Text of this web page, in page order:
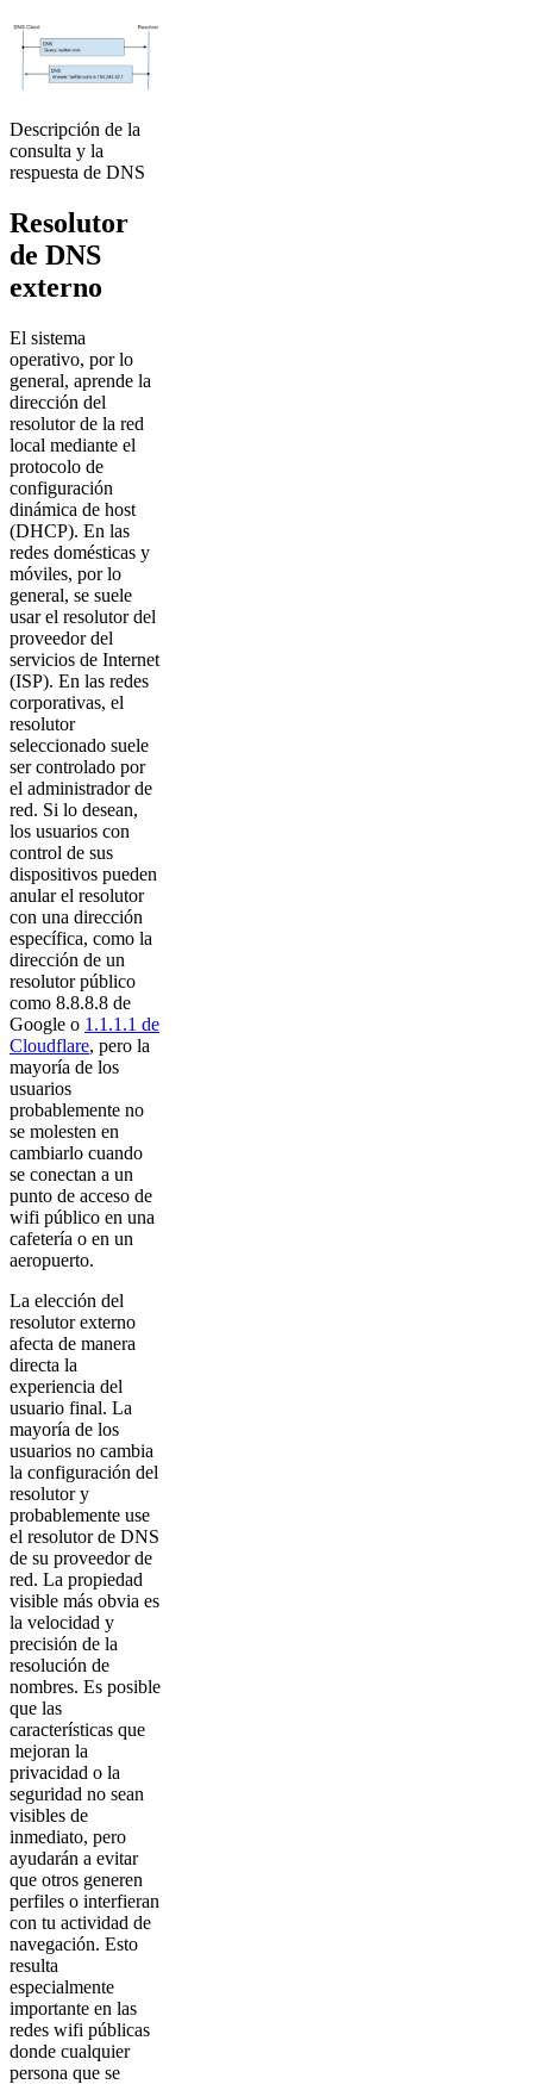
Descripción de la
consulta y la
respuesta de DNS
Resolutor
de DNS
externo
El sistema
operativo, por lo
general, aprende la
dirección del
resolutor de la red
local mediante el
protocolo de
configuración
dinámica de host
(DHCP). En las
redes domésticas y
móviles, por lo
general, se suele
usar el resolutor del
proveedor del
servicios de Internet
(ISP). En las redes
corporativas, el
resolutor
seleccionado suele
ser controlado por
el administrador de
red. Si lo desean,
los usuarios con
control de sus
dispositivos pueden
anular el resolutor
con una dirección
específica, como la
dirección de un
resolutor público
como 8.8.8.8 de
Google o 1.1.1.1 de
Cloudflare, pero la
mayoría de los
usuarios
probablemente no
se molesten en
cambiarlo cuando
se conectan a un
punto de acceso de
wifi público en una
cafetería o en un
aeropuerto.
La elección del
resolutor externo
afecta de manera
directa la
experiencia del
usuario final. La
mayoría de los
usuarios no cambia
la configuración del
resolutor y
probablemente use
el resolutor de DNS
de su proveedor de
red. La propiedad
visible más obvia es
la velocidad y
precisión de la
resolución de
nombres. Es posible
que las
características que
mejoran la
privacidad o la
seguridad no sean
visibles de
inmediato, pero
ayudarán a evitar
que otros generen
perfiles o interfieran
con tu actividad de
navegación. Esto
resulta
especialmente
importante en las
redes wifi públicas
donde cualquier
persona que se